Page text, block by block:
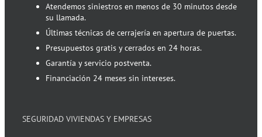
Atendemos siniestros en menos de 30 minutos desde
su llamada.
Últimas técnicas de cerrajería en apertura de puertas.
Presupuestos gratis y cerrados en 24 horas.
Garantía y servicio postventa.
Financiación 24 meses sin intereses.
SEGURIDAD VIVIENDAS Y EMPRESAS